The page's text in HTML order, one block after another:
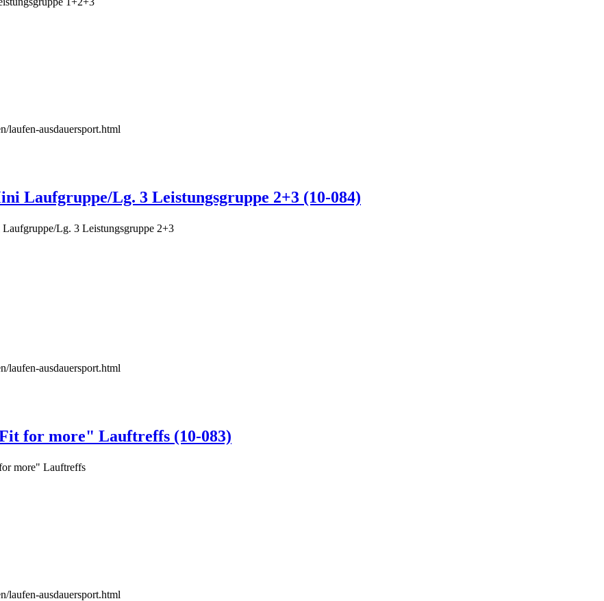
laufen-ausdauersport.html
Laufgruppe/Lg. 3 Leistungsgruppe 2+3 (10-084)
Lg. 3 Leistungsgruppe 2+3
laufen-ausdauersport.html
for more" Lauftreffs (10-083)
more" Lauftreffs
laufen-ausdauersport.html